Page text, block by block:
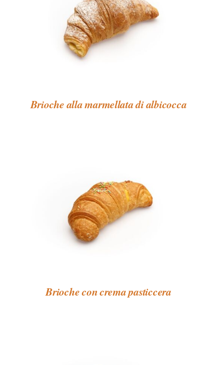
Brioche alla marmellata di albicocca
Brioche con crema pasticcera